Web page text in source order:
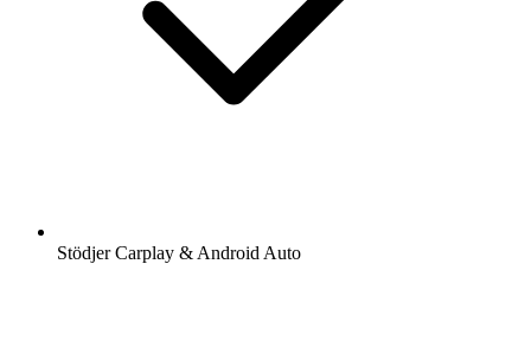
Stödjer Carplay & Android Auto